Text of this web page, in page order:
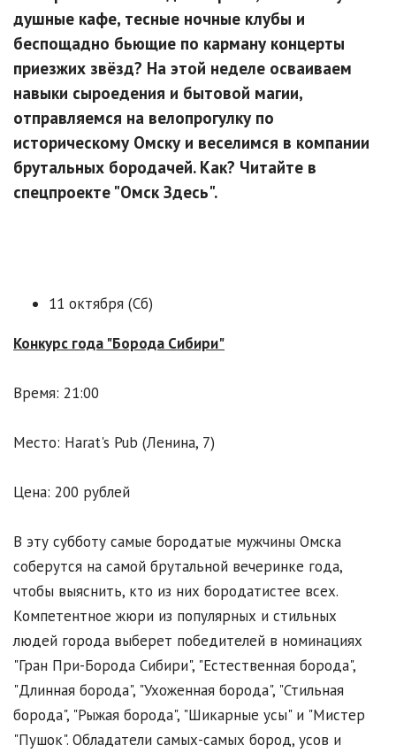
душные кафе, тесные ночные клубы и
беспощадно бьющие по карману концерты
приезжих звёзд? На этой неделе осваиваем
навыки сыроедения и бытовой магии,
отправляемся на велопрогулку по
историческому Омску и веселимся в компании
брутальных бородачей. Как? Читайте в
спецпроекте "Омск Здесь".
11 октября (Сб)
Конкурс года "Борода Сибири"
Время: 21:00
Место: Harat's Pub (Ленина, 7)
Цена: 200 рублей
В эту субботу самые бородатые мужчины Омска
соберутся на самой брутальной вечеринке года,
чтобы выяснить, кто из них бородатистее всех.
Компетентное жюри из популярных и стильных
людей города выберет победителей в номинациях
"Гран При-Борода Сибири", "Естественная борода",
"Длинная борода", "Ухоженная борода", "Стильная
борода", "Рыжая борода", "Шикарные усы" и "Мистер
"Пушок". Обладатели самых-самых бород, усов и